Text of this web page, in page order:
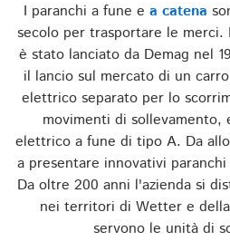
I paranchi a fune e a catena
secolo per trasportare le merci.
è stato lanciato da Demag nel
il lancio sul mercato di un
elettrico separato per lo
movimenti di sollevamento,
elettrico a fune di tipo A. Da
a presentare innovativi
Da oltre 200 anni l'azienda si
nei territori di Wetter e
servono le unità di